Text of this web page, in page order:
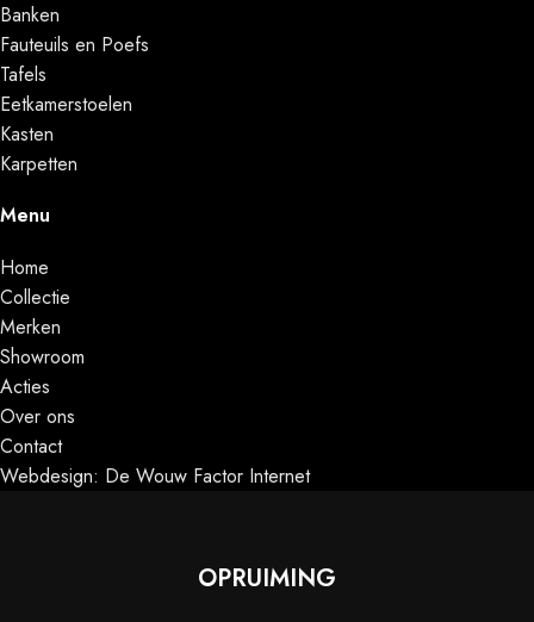
Banken
Fauteuils en Poefs
Tafels
Eetkamerstoelen
Kasten
Karpetten
Menu
Home
Collectie
Merken
Showroom
Acties
Over ons
Contact
Webdesign: De Wouw Factor Internet
OPRUIMING